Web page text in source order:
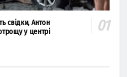
свідки, Антон
у центрі